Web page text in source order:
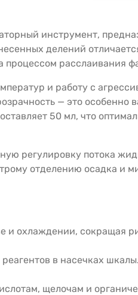
инструмент,
делений
процессом расслаивания
и работу с
— это особенно
50 мл, что
регулировку потока
отделению осадка и
и охлаждении, сокращая
в насечках
щелочам и